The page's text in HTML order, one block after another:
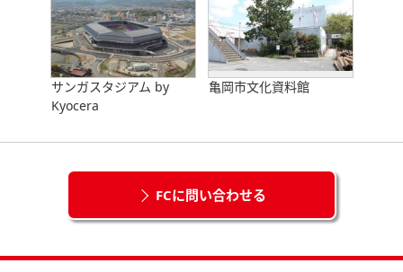
サンガスタジアム by
Kyocera
亀岡市文化資料館
FCに問い合わせる